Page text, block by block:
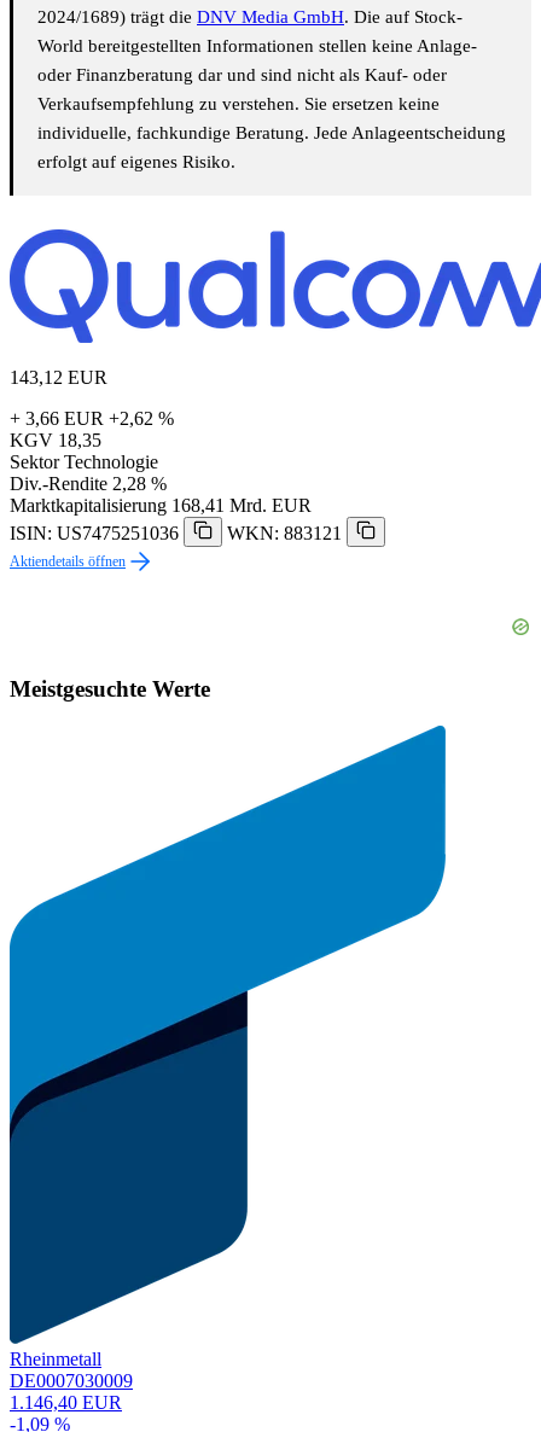
2024/1689) trägt die DNV Media GmbH. Die auf Stock-
World bereitgestellten Informationen stellen keine Anlage-
oder Finanzberatung dar und sind nicht als Kauf- oder
Verkaufsempfehlung zu verstehen. Sie ersetzen keine
individuelle, fachkundige Beratung. Jede Anlageentscheidung
erfolgt auf eigenes Risiko.
143,12 EUR
+ 3,66 EUR +2,62 %
KGV 18,35
Sektor Technologie
Div.-Rendite 2,28 %
Marktkapitalisierung 168,41 Mrd. EUR
ISIN: US7475251036
WKN: 883121
Aktiendetails öffnen
Meistgesuchte Werte
Rheinmetall
DE0007030009
1.146,40 EUR
-1,09 %